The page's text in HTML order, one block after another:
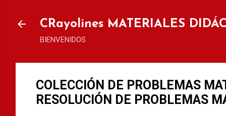
CRayolines MATERIALES
BIENVENIDOS
COLECCIÓN DE PROBLEMAS
RESOLUCIÓN DE PROBLEMAS